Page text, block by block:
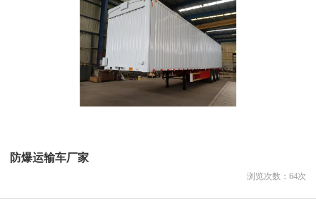
防爆运输车厂家
浏览次数： 64次